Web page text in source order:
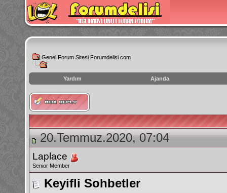
Genel Forum Sitesi Forumdelisi.com
Yardım Ajanda
instagram
izlenme
hilesi
20.Temmuz.2020, 07:04
Laplace
Senior Member
Keyifli Sohbetler